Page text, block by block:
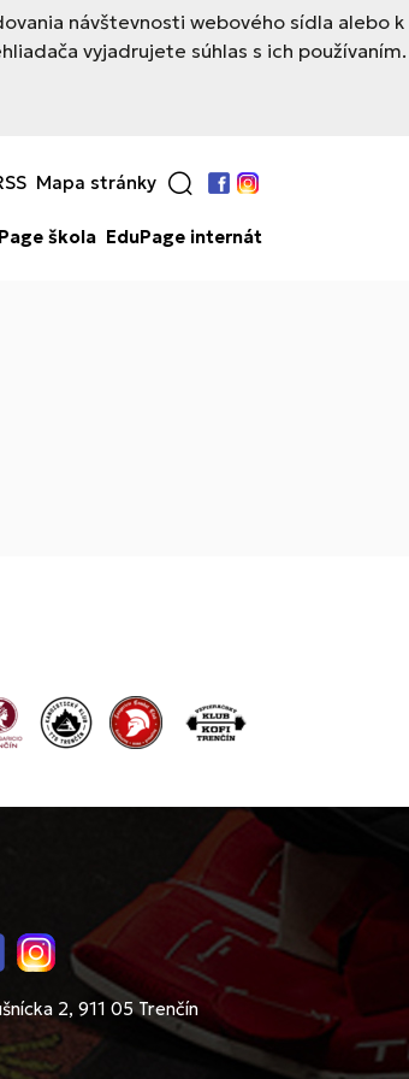
návštevnosti webového sídla alebo k
vyjadrujete súhlas s ich používaním.
Mapa stránky
Facebook
Instagram
škola EduPage internát
Instagram
2, 911 05 Trenčín